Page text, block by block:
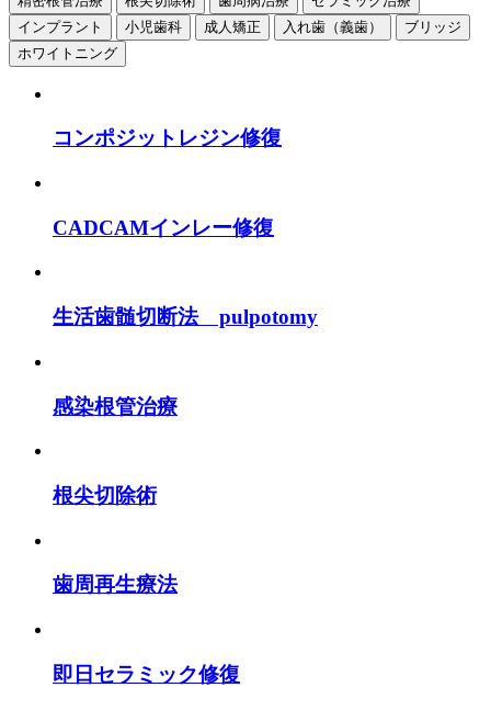
インプラント
小児歯科 成人矯正 入れ歯（義歯）
ブリッジ
ホワイトニング
コンポジットレジン修復
CADCAMインレー修復
生活歯髄切断法 pulpotomy
感染根管治療
根尖切除術
歯周再生療法
即日セラミック修復